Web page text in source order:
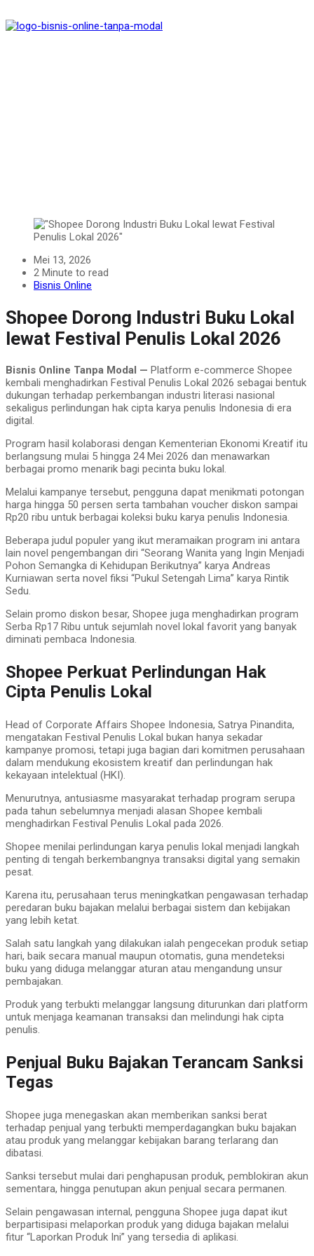
Mei 13, 2026
2 Minute to read
Bisnis Online
Shopee Dorong Industri Buku Lokal
lewat Festival Penulis Lokal 2026
Bisnis Online Tanpa Modal — Platform e-commerce Shopee
kembali menghadirkan Festival Penulis Lokal 2026 sebagai bentuk
dukungan terhadap perkembangan industri literasi nasional
sekaligus perlindungan hak cipta karya penulis Indonesia di era
digital.
Program hasil kolaborasi dengan Kementerian Ekonomi Kreatif itu
berlangsung mulai 5 hingga 24 Mei 2026 dan menawarkan
berbagai promo menarik bagi pecinta buku lokal.
Melalui kampanye tersebut, pengguna dapat menikmati potongan
harga hingga 50 persen serta tambahan voucher diskon sampai
Rp20 ribu untuk berbagai koleksi buku karya penulis Indonesia.
Beberapa judul populer yang ikut meramaikan program ini antara
lain novel pengembangan diri “Seorang Wanita yang Ingin Menjadi
Pohon Semangka di Kehidupan Berikutnya” karya Andreas
Kurniawan serta novel fiksi “Pukul Setengah Lima” karya Rintik
Sedu.
Selain promo diskon besar, Shopee juga menghadirkan program
Serba Rp17 Ribu untuk sejumlah novel lokal favorit yang banyak
diminati pembaca Indonesia.
Shopee Perkuat Perlindungan Hak
Cipta Penulis Lokal
Head of Corporate Affairs Shopee Indonesia, Satrya Pinandita,
mengatakan Festival Penulis Lokal bukan hanya sekadar
kampanye promosi, tetapi juga bagian dari komitmen perusahaan
dalam mendukung ekosistem kreatif dan perlindungan hak
kekayaan intelektual (HKI).
Menurutnya, antusiasme masyarakat terhadap program serupa
pada tahun sebelumnya menjadi alasan Shopee kembali
menghadirkan Festival Penulis Lokal pada 2026.
Shopee menilai perlindungan karya penulis lokal menjadi langkah
penting di tengah berkembangnya transaksi digital yang semakin
pesat.
Karena itu, perusahaan terus meningkatkan pengawasan terhadap
peredaran buku bajakan melalui berbagai sistem dan kebijakan
yang lebih ketat.
Salah satu langkah yang dilakukan ialah pengecekan produk setiap
hari, baik secara manual maupun otomatis, guna mendeteksi
buku yang diduga melanggar aturan atau mengandung unsur
pembajakan.
Produk yang terbukti melanggar langsung diturunkan dari platform
untuk menjaga keamanan transaksi dan melindungi hak cipta
penulis.
Penjual Buku Bajakan Terancam Sanksi
Tegas
Shopee juga menegaskan akan memberikan sanksi berat
terhadap penjual yang terbukti memperdagangkan buku bajakan
atau produk yang melanggar kebijakan barang terlarang dan
dibatasi.
Sanksi tersebut mulai dari penghapusan produk, pemblokiran akun
sementara, hingga penutupan akun penjual secara permanen.
Selain pengawasan internal, pengguna Shopee juga dapat ikut
berpartisipasi melaporkan produk yang diduga bajakan melalui
fitur “Laporkan Produk Ini” yang tersedia di aplikasi.